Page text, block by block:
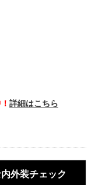
詳細はこちら
外装チェック